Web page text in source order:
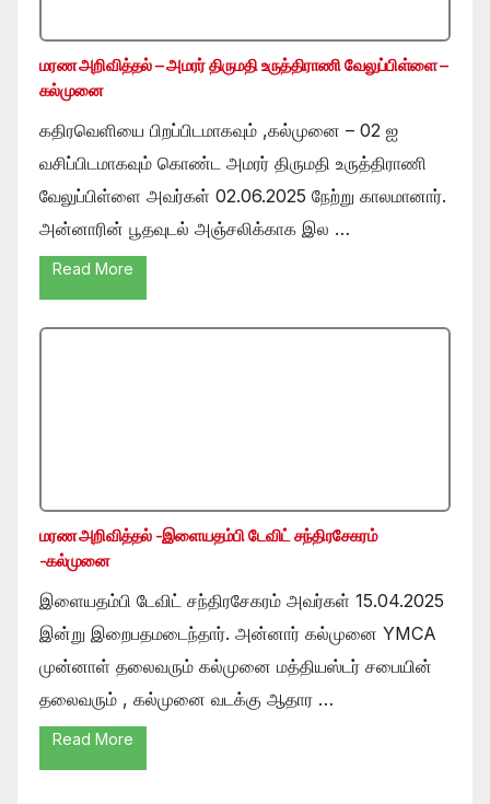
மரண அறிவித்தல் – அமரர் திருமதி உருத்திராணி வேலுப்பிள்ளை –
கல்முனை
கதிரவெளியை பிறப்பிடமாகவும் ,கல்முனை – 02 ஐ
வசிப்பிடமாகவும் கொண்ட அமரர் திருமதி உருத்திராணி
வேலுப்பிள்ளை அவர்கள் 02.06.2025 நேற்று காலமானார்.
அன்னாரின் பூதவுடல் அஞ்சலிக்காக இல …
Read More
மரண அறிவித்தல் -இளையதம்பி டேவிட் சந்திரசேகரம்
-கல்முனை
இளையதம்பி டேவிட் சந்திரசேகரம் அவர்கள் 15.04.2025
இன்று இறைபதமடைந்தார். அன்னார் கல்முனை YMCA
முன்னாள் தலைவரும் கல்முனை மத்தியஸ்டர் சபையின்
தலைவரும் , கல்முனை வடக்கு ஆதார …
Read More